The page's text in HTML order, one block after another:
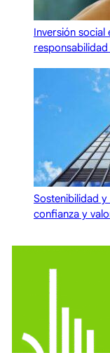
Inversión
Sostenibilidad
confianza y